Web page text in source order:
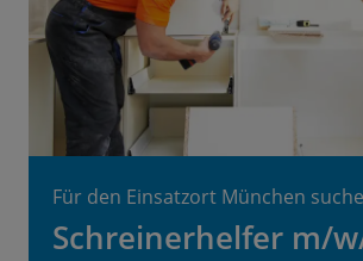
Für den Einsatzort München
Schreinerhelfer m/